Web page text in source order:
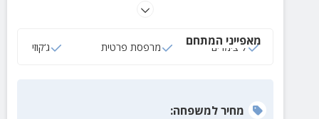
בקתה, חצר מטופחת, פינות ישיבה ומרחק של דקות
מאפייני המתחם
7 צימרים מרפסת פרטית ג‘קוזי
מחירלמשפחה: